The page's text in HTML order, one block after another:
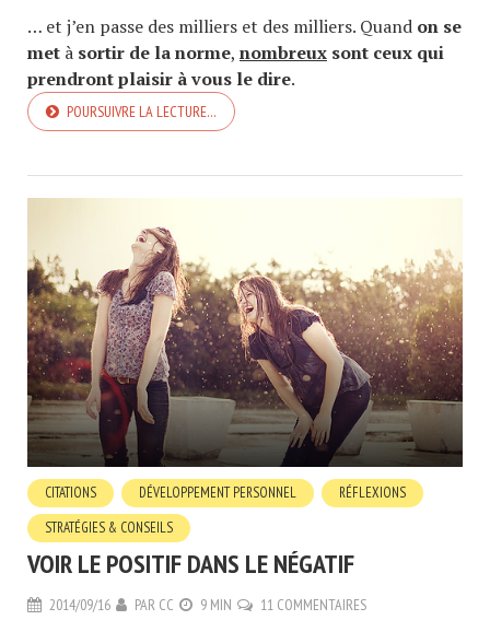
… et j’en passe des milliers et des milliers. Quand on se
met à sortir de la norme, nombreux sont ceux qui
prendront plaisir à vous le dire.
POURSUIVRE LA LECTURE…
CITATIONS DÉVELOPPEMENT PERSONNEL
RÉFLEXIONS
STRATÉGIES & CONSEILS
VOIR LE POSITIF DANS LE NÉGATIF
2014/09/16 PAR CC 9 MIN 11 COMMENTAIRES